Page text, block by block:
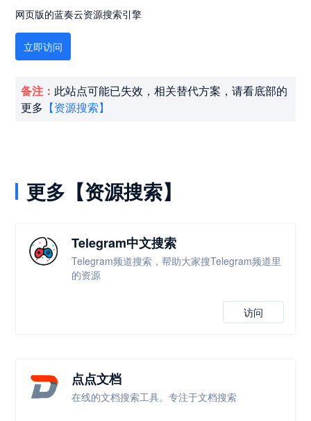
网页版的蓝奏云资源搜索引擎
立即访问
备注： 此站点可能已失效，相关替代方案，请看底部的
更多 【资源搜索】
更多【资源搜索】
Telegram中文搜索
Telegram频道搜索，帮助大家搜Telegram频道里
的资源
访问
点点文档
在线的文档搜索工具。专注于文档搜索